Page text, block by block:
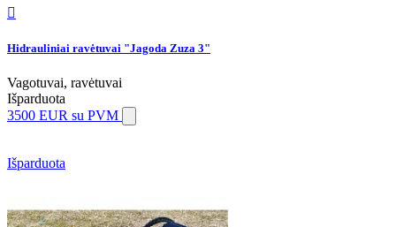

Hidrauliniai ravėtuvai "Jagoda Zuza 3"
Vagotuvai, ravėtuvai
Išparduota
3500 EUR su PVM
Išparduota